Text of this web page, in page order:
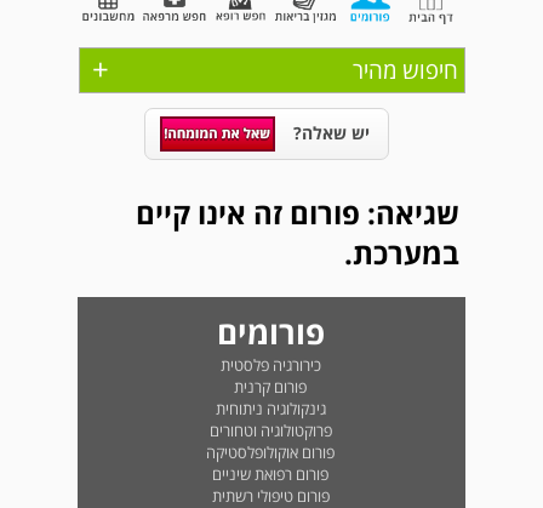
+ חיפוש מהיר
יש שאלה?
שגיאה: פורום זה אינו קיים
במערכת.
פורומים
כירורגיה פלסטית
פורום קרנית
גינקולוגיה ניתוחית
פרוקטולוגיה וטחורים
פורום אוקולופלסטיקה
פורום רפואת שיניים
פורום טיפולי רשתית